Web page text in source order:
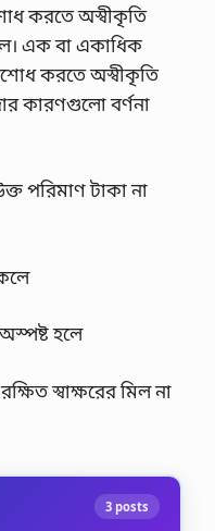
করতে অস্বীকৃতি
এক বা একাধিক
করতে অস্বীকৃতি
কারণগুলো বর্ণনা
পরিমাণ টাকা না
হলে
স্বাক্ষরের মিল না
3 posts